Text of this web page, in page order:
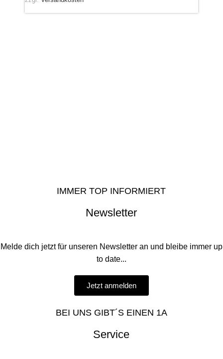
IMMER TOP INFORMIERT
Newsletter
Melde dich jetzt für unseren Newsletter an und bleibe immer up
to date...
Jetzt anmelden
BEI UNS GIBT´S EINEN 1A
Service